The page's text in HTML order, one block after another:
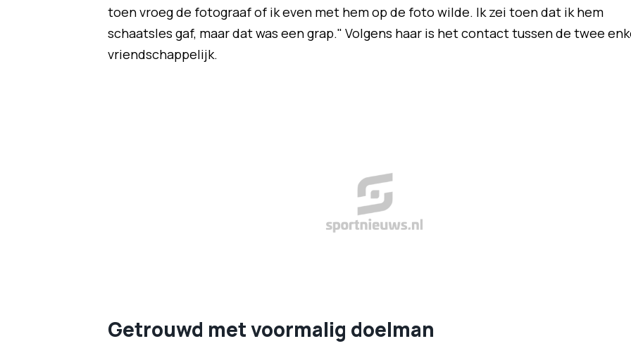
toen vroeg de fotograaf of ik even met hem op de foto wilde. Ik zei toen dat ik hem
schaatsles gaf, maar dat was een grap." Volgens haar is het contact tussen de twee
vriendschappelijk.
Getrouwd met voormalig doelman